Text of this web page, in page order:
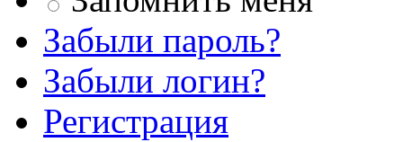
Забыли пароль?
Забыли логин?
Регистрация